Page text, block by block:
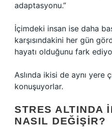
adaptasyonu.”
İçimdeki insan ise daha
karşısındakini her gün
hayatı olduğunu fark
Aslında ikisi de aynı yere
konuşuyorlar.
STRES ALTINDA
NASIL DEĞIŞIR?